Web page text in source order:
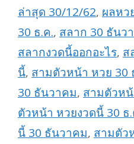
ล่าสุด 30/12/62, ผลหว
30 ธ.ค., สลาก 30 ธันว
สลากงวดนี้ออกอะไร, ส
นี้, สามตัวหน้า หวย 30
30 ธันวาคม, สามตัวห
ตัวหน้า หวยงวดนี้ 30 ธ
นี้ 30 ธันวาคม, สามตัว